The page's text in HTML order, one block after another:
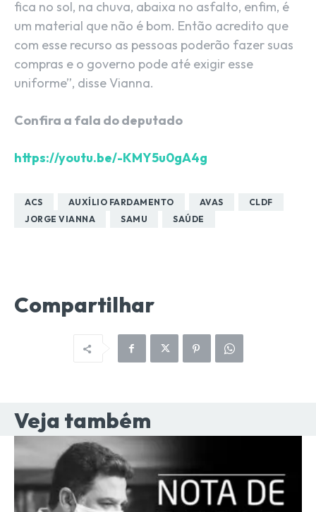
fica no sol, na chuva, abaixa no asfalto, enfim, é
um material que não é bom. Então acredito que
com esse recurso as pessoas poderão fazer suas
compras e o governo pode até exigir esse
uniforme”, disse Vianna.
Confira a fala do deputado
https://youtu.be/-KMY5u0gA4g
ACS AUXÍLIO FARDAMENTO AVAS
CLDF
JORGE VIANNA
SAMU SAÚDE
Compartilhar
Veja também